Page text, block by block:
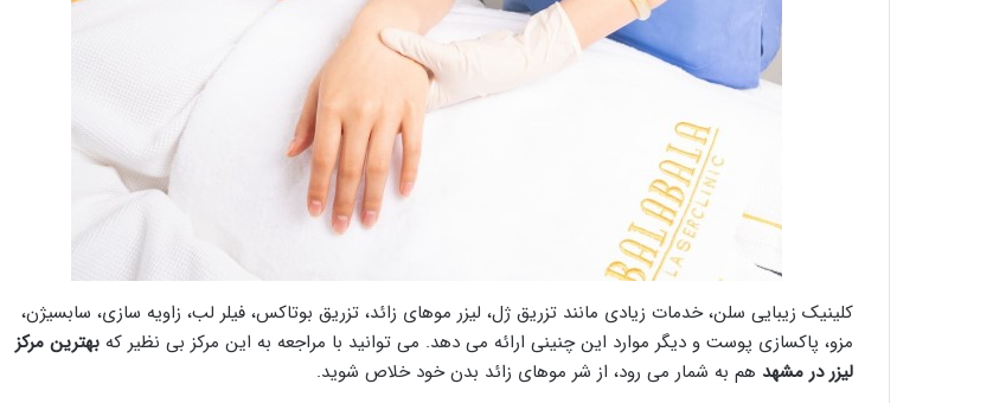
کلینیک زیبایی سلن، خدمات زیادی مانند تزریق ژل، لیزر موهای زائد، تزریق بوتاکس، فیلر لب، زاویه سازی، سابسیژن،
مزو، پاکسازی پوست و دیگر موارد این چنینی ارائه می دهد. می توانید با مراجعه به این مرکز بی نظیر که بهترین مرکز
لیزر در مشهد هم به شمار می رود، از شر موهای زائد بدن خود خلاص شوید.